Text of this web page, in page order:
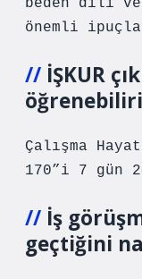
beden dili
önemli
İŞKUR
Çalışma
170”i 7 gün
İş
geçtiğini